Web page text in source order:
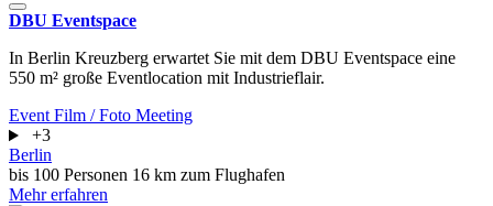
DBU Eventspace
In Berlin Kreuzberg erwartet Sie mit dem DBU Eventspace eine
550 m² große Eventlocation mit Industrieflair.
Event Film / Foto Meeting
+3
Berlin
bis 100 Personen 16 km zum Flughafen
Mehr erfahren